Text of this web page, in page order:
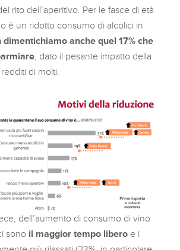
rito dell’aperitivo. Per le fasce di età
è un ridotto consumo di alcolici in
dimentichiamo anche quel 17% che
, dato il pesante impatto della
di molti.
dell’aumento di consumo di vino
sono il maggior tempo libero e i